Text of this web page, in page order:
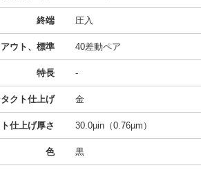
終端 圧入
ウト、標準 40差動ペア
特長 -
クト仕上げ 金
仕上げ厚さ 30.0µin（0.76µm）
色 黒